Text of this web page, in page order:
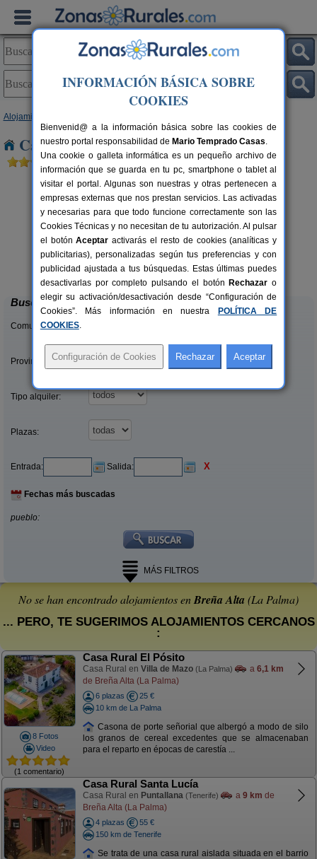
Alojamientos
Casas Rurales cerca de Breña Alta
4 pers.
desde30 €
Casa La Charola
Puntallana (La Palma)
Buscar
Comunidades:
Provincias/Islas:
Tipo alquiler:
Plazas:
Entrada: Salida: X
Fechas más buscadas
pueblo:
MÁS FILTROS
No se han encontrado alojamientos enBreña Alta (La Palma)
... PERO, TE SUGERIMOS ALOJAMIENTOS CERCANOS
:
8 Fotos
Video
(1 comentario)
Casa Rural El Pósito
Casa Rural en Villa de Mazo (La Palma) a 6,1 km
de Breña Alta (La Palma)
6 plazas
25 €
10 km de La Palma
Casona de porte señorial que albergó a modo de silo
los granos de cereal excedentes que se almacenaban
para el reparto en épocas de carestía ...
Casa Rural Santa Lucía
Casa Rural en Puntallana (Tenerife) a 9 km de
Breña Alta (La Palma)
4 plazas
55 €
150 km de Tenerife
Se trata de una casa rural aislada situada en el barrio
INFORMACIÓN BÁSICA SOBRE
COOKIES
Bienvenid@ a la información básica sobre las cookies de
nuestro portal responsabilidad de Mario Temprado Casas.
Una cookie o galleta informática es un pequeño archivo de
información que se guarda en tu pc, smartphone o tablet al
visitar el portal. Algunas son nuestras y otras pertenecen a
empresas externas que nos prestan servicios. Las activadas
y necesarias para que todo funcione correctamente son las
Cookies Técnicas y no necesitan de tu autorización. Al pulsar
el botónAceptar activarás el resto de cookies (analíticas y
publicitarias), personalizadas según tus preferencias y con
publicidad ajustada a tus búsquedas. Estas últimas puedes
desactivarlas por completo pulsando el botón Rechazar o
elegir su activación/desactivación desde “Configuración de
Cookies”. Más información en nuestra
POLÍTICA DE
COOKIES.